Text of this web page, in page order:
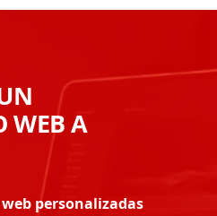
WEB A
personalizadas